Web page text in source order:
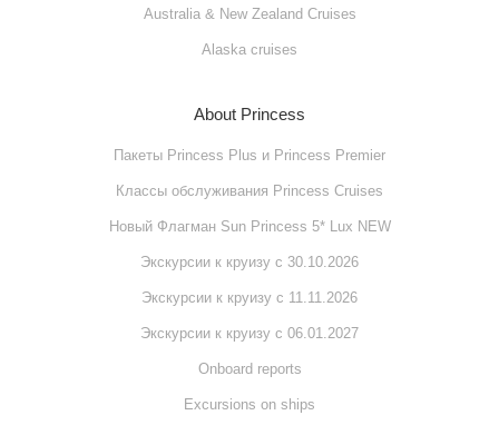
Australia & New Zealand Cruises
Alaska cruises
About Princess
Пакеты Princess Plus и Princess Premier
Классы обслуживания Princess Cruises
Новый Флагман Sun Princess 5* Lux NEW
Экскурсии к круизу с 30.10.2026
Экскурсии к круизу с 11.11.2026
Экскурсии к круизу с 06.01.2027
Onboard reports
Excursions on ships